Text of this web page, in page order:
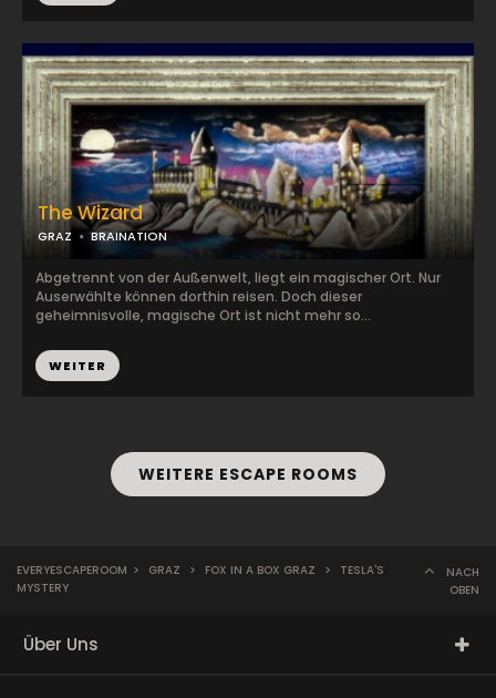
The Wizard
GRAZ BRAINATION
Abgetrennt von der Außenwelt, liegt ein magischer Ort. Nur
Auserwählte können dorthin reisen. Doch dieser
geheimnisvolle, magische Ort ist nicht mehr so...
WEITER
WEITERE ESCAPE ROOMS
EVERYESCAPEROOM > GRAZ > FOX IN A BOX GRAZ >
TESLA'S
MYSTERY
NACH
OBEN
Über Uns